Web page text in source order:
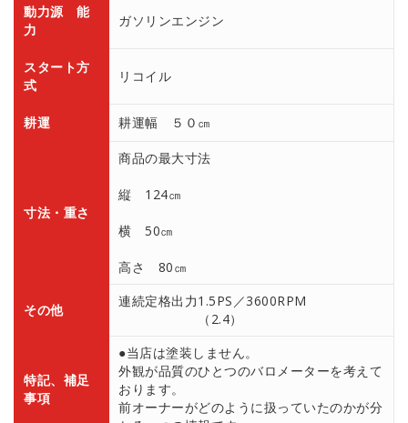
動力源 能
力
ガソリンエンジン
スタート方
式
リコイル
耕運 耕運幅 ５０㎝
寸法・重さ
商品の最大寸法
縦 124㎝
横 50㎝
高さ 80㎝
その他
連続定格出力1.5PS／3600RPM
（2.4）
特記、補足
事項
●当店は塗装しません。
外観が品質のひとつのバロメーターを考えて
おります。
前オーナーがどのように扱っていたのかが分